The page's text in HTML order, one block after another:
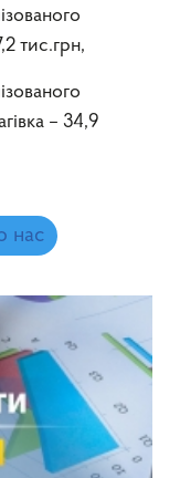
тис.грн,
– 34,9
нас